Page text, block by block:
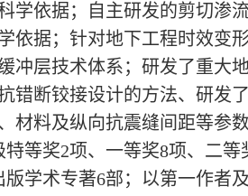
学依据；自主研发的剪切渗
依据；针对地下工程时效变
冲层技术体系；研发了重大
错断铰接设计的方法、研发
材料及纵向抗震缝间距等参
特等奖2项、一等奖8项、二
版学术专著6部；以第一作者